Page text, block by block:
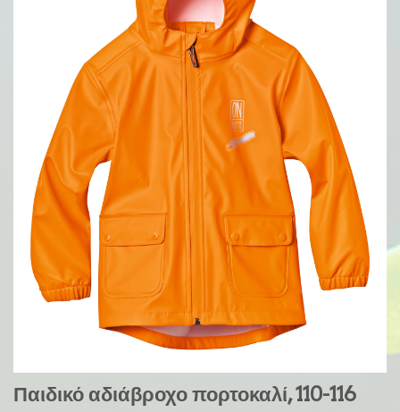
Παιδικό αδιάβροχο πορτοκαλί, 110-116